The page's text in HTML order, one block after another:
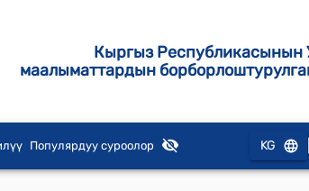
Кыргыз Республикасынын
маалыматтардын
Популярдуу суроолор KG